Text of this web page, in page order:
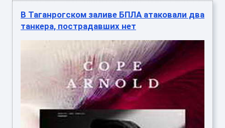
В Таганрогском заливе БПЛА атаковали два
танкера, пострадавших нет